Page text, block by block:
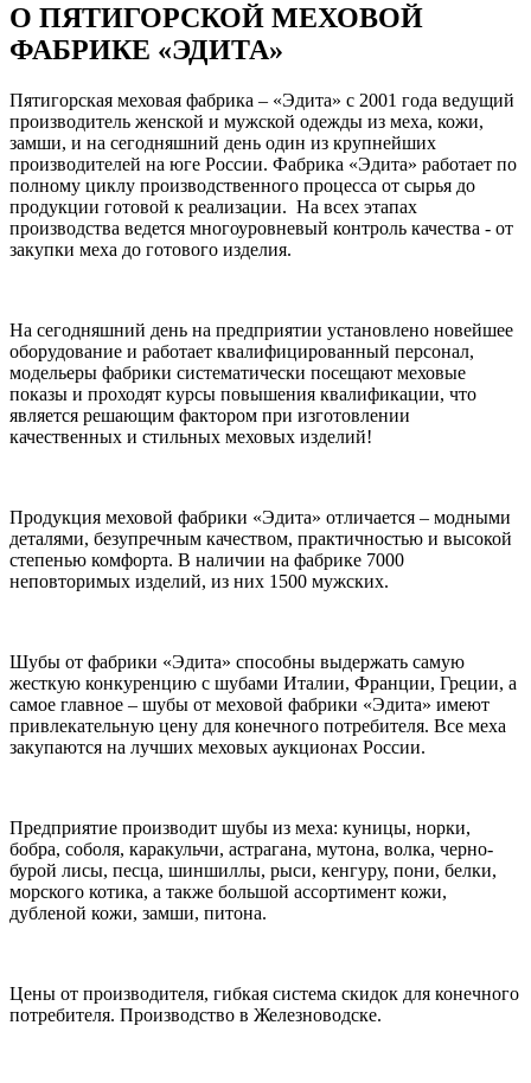
О ПЯТИГОРСКОЙ МЕХОВОЙ
ФАБРИКЕ «ЭДИТА»
Пятигорская меховая фабрика – «Эдита» с 2001 года ведущий
производитель женской и мужской одежды из меха, кожи,
замши, и на сегодняшний день один из крупнейших
производителей на юге России. Фабрика «Эдита» работает по
полному циклу производственного процесса от сырья до
продукции готовой к реализации. На всех этапах
производства ведется многоуровневый контроль качества - от
закупки меха до готового изделия.
На сегодняшний день на предприятии установлено новейшее
оборудование и работает квалифицированный персонал,
модельеры фабрики систематически посещают меховые
показы и проходят курсы повышения квалификации, что
является решающим фактором при изготовлении
качественных и стильных меховых изделий!
Продукция меховой фабрики «Эдита» отличается – модными
деталями, безупречным качеством, практичностью и высокой
степенью комфорта. В наличии на фабрике 7000
неповторимых изделий, из них 1500 мужских.
Шубы от фабрики «Эдита» способны выдержать самую
жесткую конкуренцию с шубами Италии, Франции, Греции, а
самое главное – шубы от меховой фабрики «Эдита» имеют
привлекательную цену для конечного потребителя. Все меха
закупаются на лучших меховых аукционах России.
Предприятие производит шубы из меха: куницы, норки,
бобра, соболя, каракульчи, астрагана, мутона, волка, черно-
бурой лисы, песца, шиншиллы, рыси, кенгуру, пони, белки,
морского котика, а также большой ассортимент кожи,
дубленой кожи, замши, питона.
Цены от производителя, гибкая система скидок для конечного
потребителя. Производство в Железноводске.